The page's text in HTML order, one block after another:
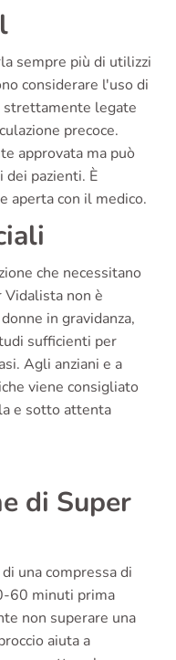
sempre più di utilizzi
considerare l'uso di
strettamente legate
precoce.
approvata ma può
dei pazienti. È
aperta con il medico.
che necessitano
non è
in gravidanza,
sufficienti per
Agli anziani e a
viene consigliato
e sotto attenta
di Super
una compressa di
60 minuti prima
non superare una
aiuta a